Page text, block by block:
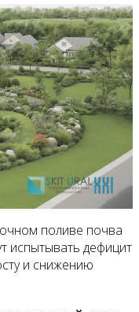
поливе почва
испытывать дефицит
и снижению